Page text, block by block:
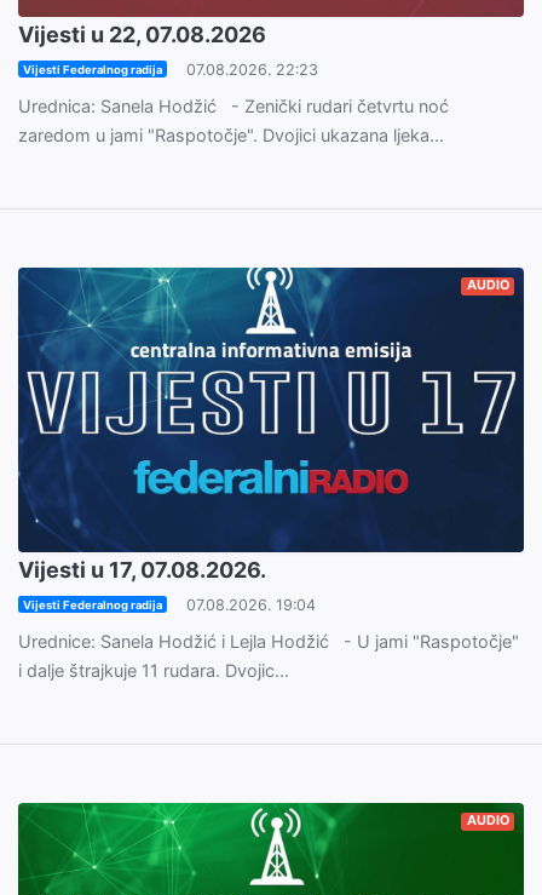
Vijesti u 22, 07.08.2026
Vijesti Federalnog radija 07.08.2026. 22:23
Urednica: Sanela Hodžić - Zenički rudari četvrtu noć
zaredom u jami "Raspotočje". Dvojici ukazana ljeka...
AUDIO
Vijesti u 17, 07.08.2026.
Vijesti Federalnog radija 07.08.2026. 19:04
Urednice: Sanela Hodžić i Lejla Hodžić - U jami "Raspotočje"
i dalje štrajkuje 11 rudara. Dvojic...
AUDIO